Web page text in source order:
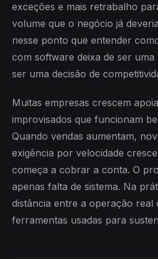
exceções e mais retrabalho
volume que o negócio já
nesse ponto que entender
com software deixa de ser uma
ser uma decisão de
Muitas empresas crescem
improvisados que funcionam
Quando vendas aumentam,
exigência por velocidade
começa a cobrar a conta. O
apenas falta de sistema. Na
distância entre a operação real
ferramentas usadas para